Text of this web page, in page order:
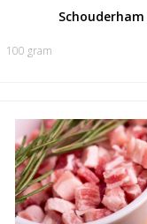
Schouderham
100 gram